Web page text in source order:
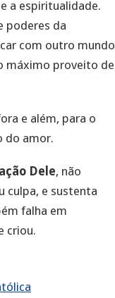
a espiritualidade.
poderes da
com outro mundo
máximo proveito de
e além, para o
do amor.
Dele, não
culpa, e sustenta
falha em
criou.